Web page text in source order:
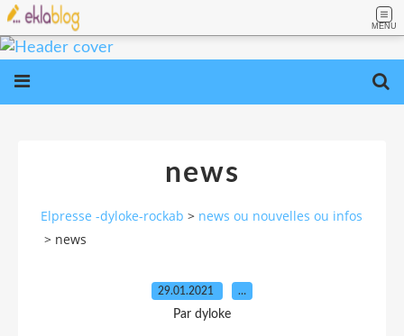
MENU
news
Elpresse -dyloke-rockab > news ou nouvelles ou infos
> news
29.01.2021 …
Par dyloke